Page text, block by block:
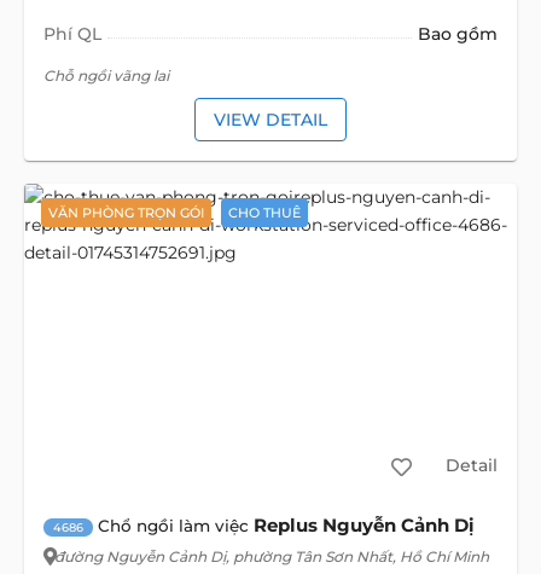
Phí QL Bao gồm
Chỗ ngồi vãng lai
VIEW DETAIL
VĂN PHÒNG TRỌN GÓI CHO THUÊ
Detail
4686 Chổ ngồi làm việc Replus Nguyễn Cảnh Dị
đường Nguyễn Cảnh Dị, phường Tân Sơn Nhất, Hồ Chí Minh